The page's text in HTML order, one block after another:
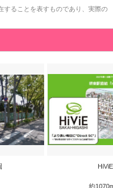
ることを表すものであり、実際の
約